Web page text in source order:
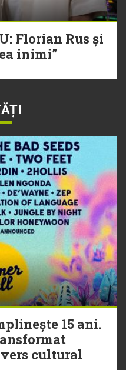
Florian Rus și
inimi”
15 ani.
cultural